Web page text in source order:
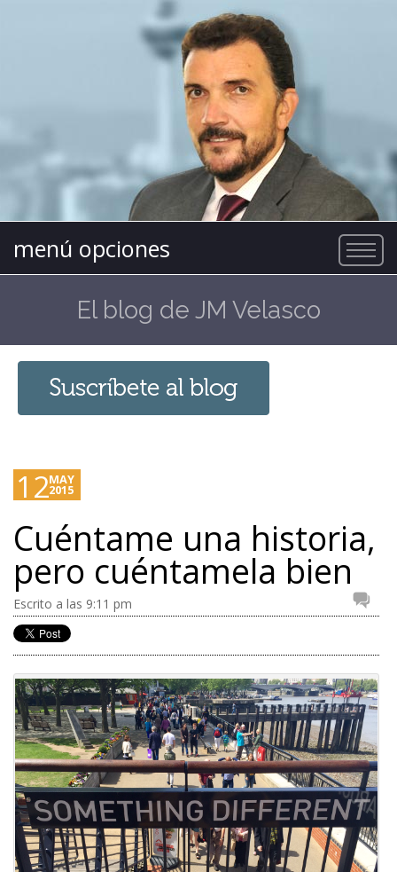
menú opciones
El blog de JM Velasco
12MAY
2015
Cuéntame una historia,
pero cuéntamela bien
Escrito a las 9:11 pm